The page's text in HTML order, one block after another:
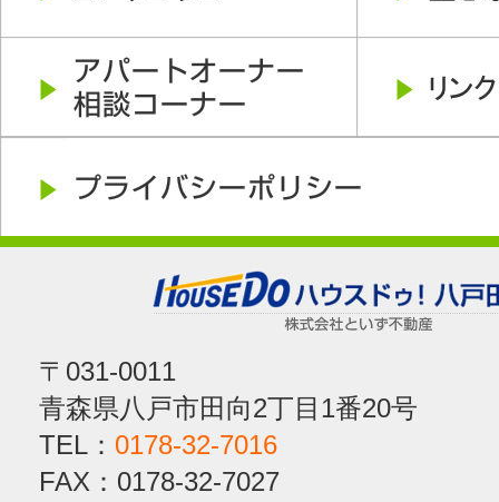
〒031-0011
青森県八戸市田向2丁目1番20号
TEL： 0178-32-7016
FAX：0178-32-7027